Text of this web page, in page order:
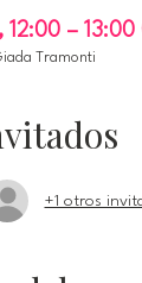
– 13:00
Tramonti
+1 otros